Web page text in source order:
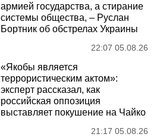
армией государства, а стирание
системы общества, – Руслан
Бортник об обстрелах Украины
22:07 05.08.26
«Якобы является
террористическим актом»:
эксперт рассказал, как
российская оппозиция
выставляет покушение на Чайко
21:17 05.08.26